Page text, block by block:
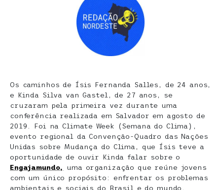
Os caminhos de Ísis Fernanda Salles, de 24 anos,
e Kinda Silva van Gastel, de 27 anos, se
cruzaram pela primeira vez durante uma
conferência realizada em Salvador em agosto de
2019. Foi na Climate Week (Semana do Clima),
evento regional da Convenção-Quadro das Nações
Unidas sobre Mudança do Clima, que Ísis teve a
oportunidade de ouvir Kinda falar sobre o
Engajamundo,
uma organização que reúne jovens
com um único propósito: enfrentar os problemas
ambientais e sociais do Brasil e do mundo.